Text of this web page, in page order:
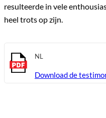
resulteerde in vele
heel trots op zijn.
NL
Download de